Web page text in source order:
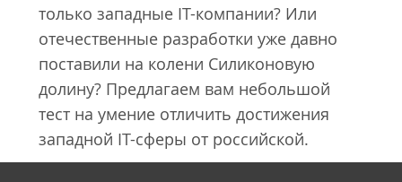
только западные IT-компании? Или
отечественные разработки уже давно
поставили на колени Силиконовую
долину? Предлагаем вам небольшой
тест на умение отличить достижения
западной IT-сферы от российской.